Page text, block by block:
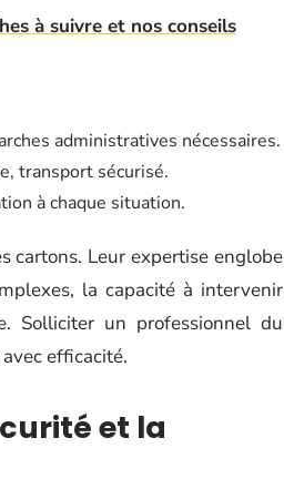
à suivre et nos conseils
administratives nécessaires.
transport sécurisé.
à chaque situation.
cartons. Leur expertise englobe
la capacité à intervenir
Solliciter un professionnel du
efficacité.
et la